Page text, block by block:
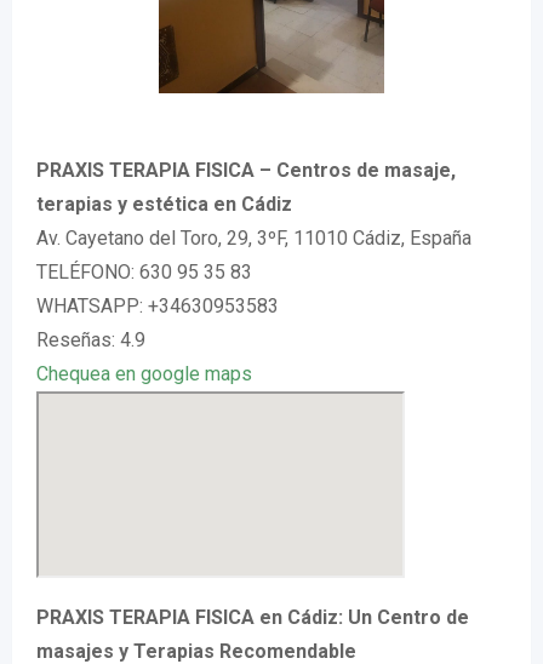
PRAXIS TERAPIA FISICA – Centros de masaje,
terapias y estética en Cádiz
Av. Cayetano del Toro, 29, 3ºF, 11010 Cádiz, España
TELÉFONO: 630 95 35 83
WHATSAPP: +34630953583
Reseñas: 4.9
Chequea en google maps
PRAXIS TERAPIA FISICA en Cádiz: Un Centro de
masajes y Terapias Recomendable